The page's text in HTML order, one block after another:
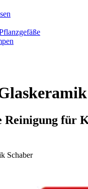
Reinigung für
Schaber